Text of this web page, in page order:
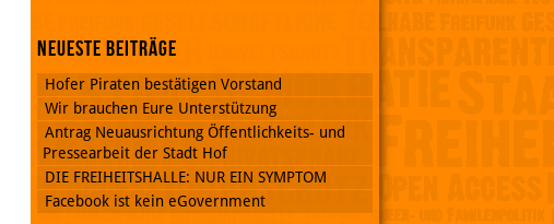
Neueste Beiträge
Hofer Piraten bestätigen Vorstand
Wir brauchen Eure Unterstützung
Antrag Neuausrichtung Öffentlichkeits- und
Pressearbeit der Stadt Hof
DIE FREIHEITSHALLE: NUR EIN SYMPTOM
Facebook ist kein eGovernment